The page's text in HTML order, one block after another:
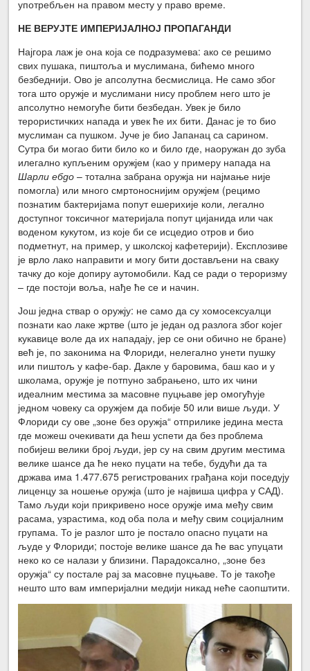
употребљен на правом месту у право време.
НЕ ВЕРУЈТЕ ИМПЕРИЈАЛНОЈ ПРОПАГАНДИ
Најгора лаж је она која се подразумева: ако се решимо
свих пушака, пиштоља и муслимана, бићемо много
безбеднији. Ово је апсолутна бесмислица. Не само због
тога што оружје и муслимани нису проблем него што је
апсолутно немогуће бити безбедан. Увек је било
терористичких напада и увек ће их бити. Данас је то био
муслиман са пушком. Јуче је био Јапанац са сарином.
Сутра би могао бити било ко и било где, наоружан до зуба
илегално купљеним оружјем (као у примеру напада на
Шарли ебдо – тотална забрана оружја ни најмање није
помогла) или много смртоноснијим оружјем (рецимо
познатим бактеријама попут ешерихије коли, легално
доступног токсичног материјала попут цијанида или чак
воденом кукутом, из које би се исцедио отров и био
подметнут, на пример, у школској кафетерији). Експлозиве
је врло лако направити и могу бити достављени на сваку
тачку до које допиру аутомобили. Кад се ради о тероризму
– где постоји воља, нађе ће се и начин.
Још једна ствар о оружју: не само да су хомосексуалци
познати као лаке жртве (што је један од разлога због којег
кукавице воле да их нападају, јер се они обично не бране)
већ је, по законима на Флориди, нелегално унети пушку
или пиштољ у кафе-бар. Дакле у баровима, баш као и у
школама, оружје је потпуно забрањено, што их чини
идеалним местима за масовне пуцњаве јер омогућује
једном човеку са оружјем да побије 50 или више људи. У
Флориди су ове „зоне без оружја“ отприлике једина места
где можеш очекивати да ћеш успети да без проблема
побијеш велики број људи, јер су на свим другим местима
велике шансе да ће неко пуцати на тебе, будући да та
држава има 1.477.675 регистрованих грађана који поседују
лиценцу за ношење оружја (што је највиша цифра у САД).
Тамо људи који прикривено носе оружје има међу свим
расама, узрастима, код оба пола и међу свим социјалним
групама. То је разлог што је постало опасно пуцати на
људе у Флориди; постоје велике шансе да ће вас упуцати
неко ко се налази у близини. Парадоксално, „зоне без
оружја“ су постале рај за масовне пуцњаве. То је такође
нешто што вам империјални медији никад неће саопштити.